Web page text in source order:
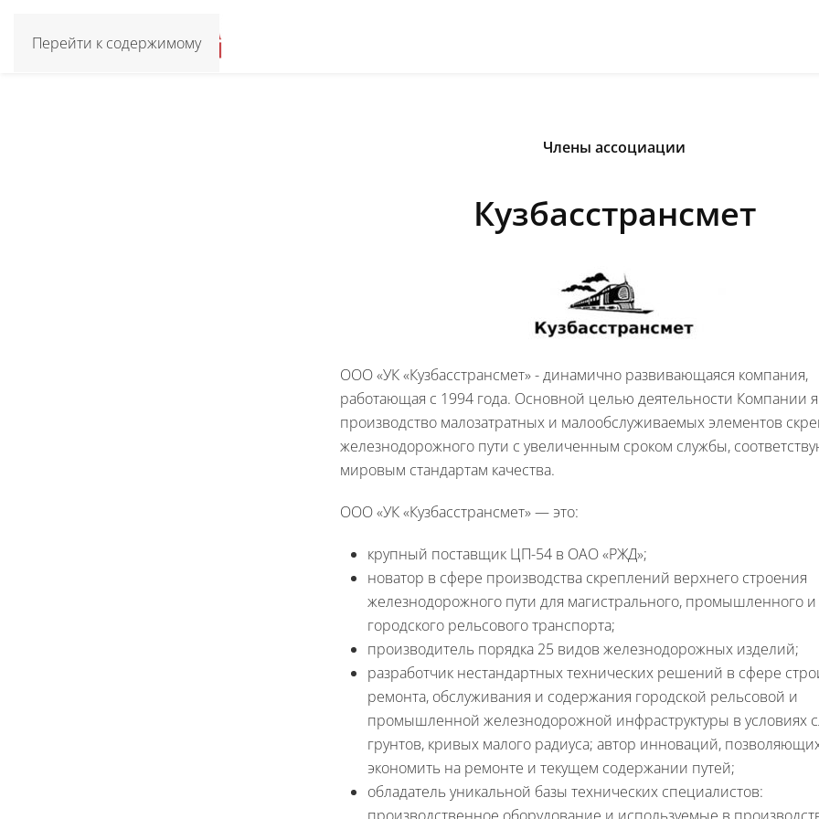
Перейти к содержимому
Члены ассоциации
Кузбасстрансмет
ООО «УК «Кузбасстрансмет» - динамично развивающаяся компания,
работающая с 1994 года. Основной целью деятельности Компании
производство малозатратных и малообслуживаемых элементов
железнодорожного пути с увеличенным сроком службы,
мировым стандартам качества.
ООО «УК «Кузбасстрансмет» — это:
крупный поставщик ЦП-54 в ОАО «РЖД»;
новатор в сфере производства скреплений верхнего строения
железнодорожного пути для магистрального, промышленного и
городского рельсового транспорта;
производитель порядка 25 видов железнодорожных изделий;
разработчик нестандартных технических решений в сфере
ремонта, обслуживания и содержания городской рельсовой и
промышленной железнодорожной инфраструктуры в условиях
грунтов, кривых малого радиуса; автор инноваций,
экономить на ремонте и текущем содержании путей;
обладатель уникальной базы технических специалистов: